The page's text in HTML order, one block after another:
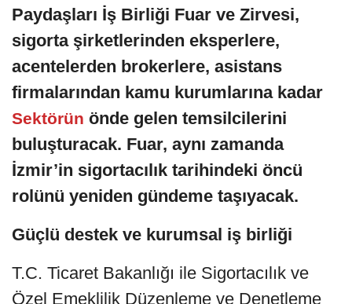
Paydaşları İş Birliği Fuar ve Zirvesi,
sigorta şirketlerinden eksperlere,
acentelerden brokerlere, asistans
firmalarından kamu kurumlarına kadar
Sektörün önde gelen temsilcilerini
buluşturacak. Fuar, aynı zamanda
İzmir’in sigortacılık tarihindeki öncü
rolünü yeniden gündeme taşıyacak.
Güçlü destek ve kurumsal iş birliği
T.C. Ticaret Bakanlığı ile Sigortacılık ve
Özel Emeklilik Düzenleme ve Denetleme